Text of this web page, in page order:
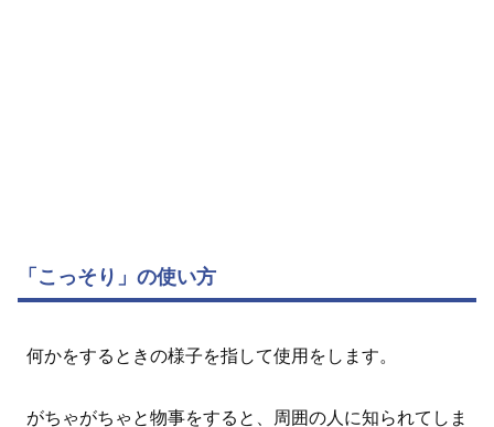
「こっそり」の使い方
何かをするときの様子を指して使用をします。
がちゃがちゃと物事をすると、周囲の人に知られてしま